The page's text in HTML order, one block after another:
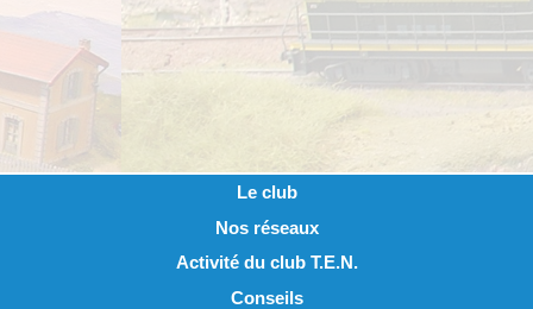
Le club
Nos réseaux
Activité du club T.E.N.
Conseils